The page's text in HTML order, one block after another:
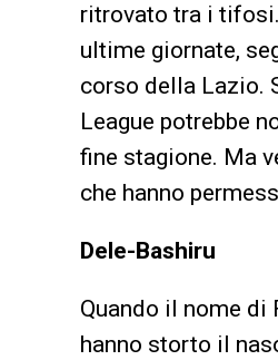
ritrovato tra i
ultime giornate,
corso della Lazio.
League potrebbe
fine stagione. Ma
che hanno
Dele-Bashiru
Quando il nome
hanno storto il